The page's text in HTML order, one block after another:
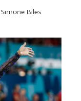
Biles